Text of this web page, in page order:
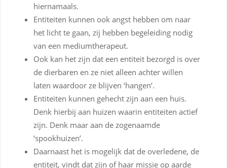
hiernamaals.
Entiteiten kunnen ook angst hebben om naar
het licht te gaan, zij hebben begeleiding nodig
van een mediumtherapeut.
Ook kan het zijn dat een entiteit bezorgd is over
de dierbaren en ze niet alleen achter willen
laten waardoor ze blijven ‘hangen’.
Entiteiten kunnen gehecht zijn aan een huis.
Denk hierbij aan huizen waarin entiteiten actief
zijn. Denk maar aan de zogenaamde
‘spookhuizen’.
Daarnaast het is mogelijk dat de overledene, de
entiteit, vindt dat zijn of haar missie op aarde